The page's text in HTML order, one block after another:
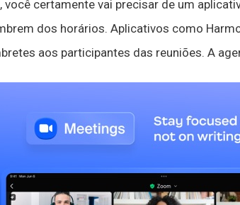
você certamente vai precisar de um
dos horários. Aplicativos como
aos participantes das reuniões. A